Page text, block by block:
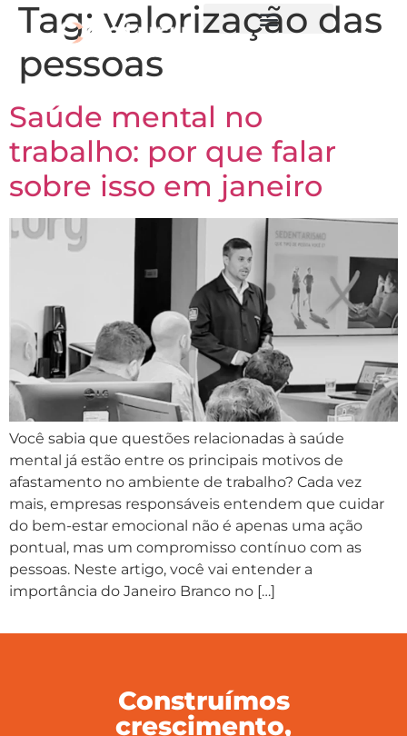
Tag: valorização das
pessoas
Saúde mental no
trabalho: por que falar
sobre isso em janeiro
Você sabia que questões relacionadas à saúde
mental já estão entre os principais motivos de
afastamento no ambiente de trabalho? Cada vez
mais, empresas responsáveis entendem que cuidar
do bem-estar emocional não é apenas uma ação
pontual, mas um compromisso contínuo com as
pessoas. Neste artigo, você vai entender a
importância do Janeiro Branco no […]
Construímos
crescimento,